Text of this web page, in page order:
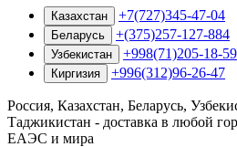
Казахстан +7(727)345-47-04
Беларусь +(375)257-127-884
Узбекистан +998(71)205-18-59
Киргизия +996(312)96-26-47
Россия, Казахстан, Беларусь,
Таджикистан - доставка в любой
ЕАЭС и мира